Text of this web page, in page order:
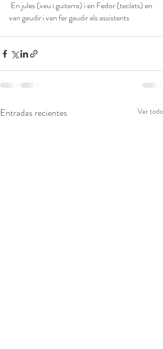
van gaudir i van fer gaudir als assistents
Entradas recientes Ver todo